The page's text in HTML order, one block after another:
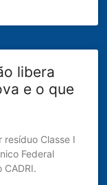
libera
e o que
resíduo Classe I
Federal